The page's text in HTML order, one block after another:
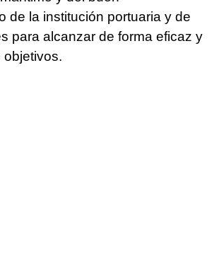
de la institución portuaria y de
para alcanzar de forma eficaz y